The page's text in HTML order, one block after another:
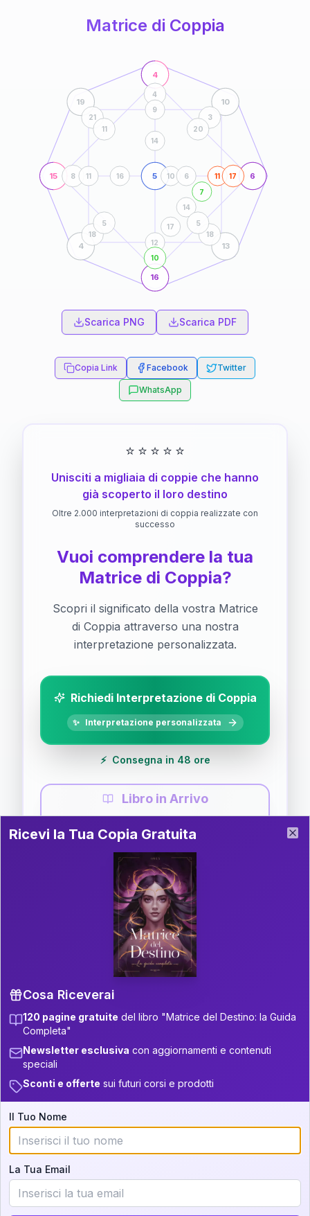
Matrice di Coppia
15
4
6
16
5
19 10
4 13
12
17
14
7
11
8
4
17
10
11
9
10 6
16
14
21
11
3
20
18
5
18
5
Scarica PNG Scarica PDF
Copia Link Facebook Twitter
WhatsApp
⭐ ⭐ ⭐ ⭐ ⭐
Unisciti a migliaia di coppie che hanno
già scoperto il loro destino
Oltre 2.000 interpretazioni di coppia realizzate con
successo
Vuoi comprendere la tua
Matrice di Coppia?
Scopri il significato della vostra Matrice
di Coppia attraverso una nostra
interpretazione personalizzata.
Richiedi Interpretazione di Coppia
✨ Interpretazione personalizzata
⚡ Consegna in 48 ore
Libro in Arrivo
Guida completa di Coppia
Il libro è in fase di scrittura. Iscriviti alla newsletter
per ricevere aggiornamenti!
P.S. Interpretazione parziale
gratuita
Scorri più in basso per vedere
un'interpretazione parziale gratuita della tua
Iscriviti alla newsletter per ricevere
aggiornamenti quando sarà disponibile.
Cosa scoprirete nella vostra
interpretazione:
💕 Come rafforzare la vostra unione
Ricevi la Tua Copia Gratuita del Libro
Ricevi la Tua Copia Gratuita
Cosa Riceverai
120 pagine gratuite del libro "Matrice del Destino: la Guida
Completa"
Newsletter esclusiva con aggiornamenti e contenuti
speciali
Sconti e offerte sui futuri corsi e prodotti
Il Tuo Nome
La Tua Email